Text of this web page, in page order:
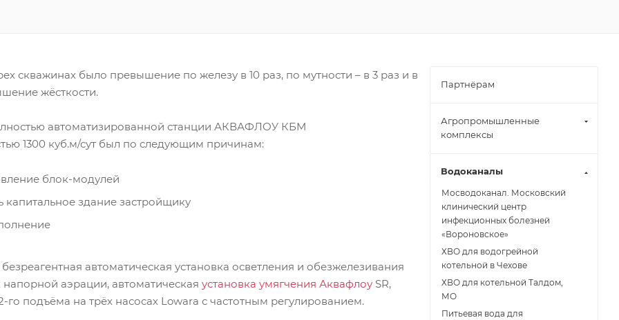
скважинах было превышение по железу в 10 раз, по мутности – в 3 раз и в
жёсткости.
автоматизированной станции АКВАФЛОУ КБМ
1300 куб.м/сут был по следующим причинам:
блок-модулей
капитальное здание застройщику
автоматическая установка осветления и обезжелезивания
аэрации, автоматическая установка умягчения Аквафлоу SR,
го подъёма на трёх насосах Lowara с частотным регулированием.
Партнёрам
Агропромышленные
комплексы
Водоканалы
Мосводоканал. Московский
клинический центр
инфекционных болезней
«Вороновское»
ХВО для водогрейной
котельной в Чехове
ХВО для котельной Талдом,
МО
Питьевая вода для